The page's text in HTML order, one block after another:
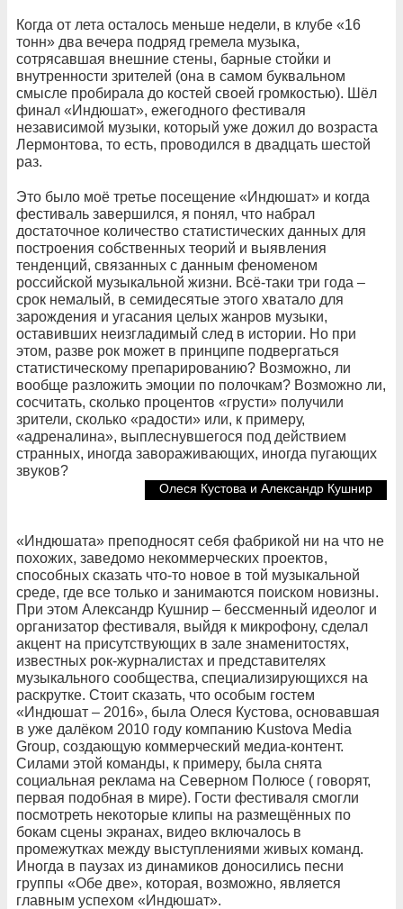
Когда от лета осталось меньше недели, в клубе «16
тонн» два вечера подряд гремела музыка,
сотрясавшая внешние стены, барные стойки и
внутренности зрителей (она в самом буквальном
смысле пробирала до костей своей громкостью). Шёл
финал «Индюшат», ежегодного фестиваля
независимой музыки, который уже дожил до возраста
Лермонтова, то есть, проводился в двадцать шестой
раз.
Это было моё третье посещение «Индюшат» и когда
фестиваль завершился, я понял, что набрал
достаточное количество статистических данных для
построения собственных теорий и выявления
тенденций, связанных с данным феноменом
российской музыкальной жизни. Всё-таки три года –
срок немалый, в семидесятые этого хватало для
зарождения и угасания целых жанров музыки,
оставивших неизгладимый след в истории. Но при
этом, разве рок может в принципе подвергаться
статистическому препарированию? Возможно, ли
вообще разложить эмоции по полочкам? Возможно ли,
сосчитать, сколько процентов «грусти» получили
зрители, сколько «радости» или, к примеру,
«адреналина», выплеснувшегося под действием
странных, иногда завораживающих, иногда пугающих
звуков?
Олеся Кустова и Александр Кушнир
«Индюшата» преподносят себя фабрикой ни на что не
похожих, заведомо некоммерческих проектов,
способных сказать что-то новое в той музыкальной
среде, где все только и занимаются поиском новизны.
При этом Александр Кушнир – бессменный идеолог и
организатор фестиваля, выйдя к микрофону, сделал
акцент на присутствующих в зале знаменитостях,
известных рок-журналистах и представителях
музыкального сообщества, специализирующихся на
раскрутке. Стоит сказать, что особым гостем
«Индюшат – 2016», была Олеся Кустова, основавшая
в уже далёком 2010 году компанию Kustova Media
Group, создающую коммерческий медиа-контент.
Силами этой команды, к примеру, была снята
социальная реклама на Северном Полюсе ( говорят,
первая подобная в мире). Гости фестиваля смогли
посмотреть некоторые клипы на размещённых по
бокам сцены экранах, видео включалось в
промежутках между выступлениями живых команд.
Иногда в паузах из динамиков доносились песни
группы «Обе две», которая, возможно, является
главным успехом «Индюшат».